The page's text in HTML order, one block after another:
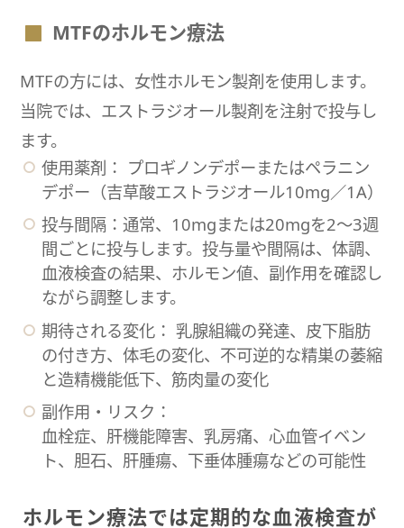
MTFのホルモン療法
MTFの方には、女性ホルモン製剤を使用します。
当院では、エストラジオール製剤を注射で投与し
ます。
使用薬剤： プロギノンデポーまたはペラニン
デポー（吉草酸エストラジオール10mg／1A）
投与間隔：通常、10mgまたは20mgを2〜3週
間ごとに投与します。投与量や間隔は、体調、
血液検査の結果、ホルモン値、副作用を確認し
ながら調整します。
期待される変化： 乳腺組織の発達、皮下脂肪
の付き方、体毛の変化、不可逆的な精巣の萎縮
と造精機能低下、筋肉量の変化
副作用・リスク：
血栓症、肝機能障害、乳房痛、心血管イベン
ト、胆石、肝腫瘍、下垂体腫瘍などの可能性
ホルモン療法では定期的な血液検査が